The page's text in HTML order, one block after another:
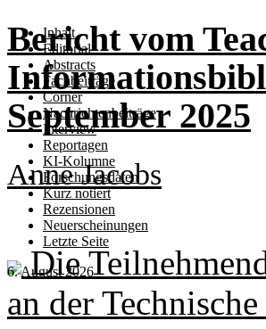
Inhalt
Editorial
Abstracts
Fachbeiträge
Corner
Nachrichtenbeiträge
Interview
Reportagen
KI-Kolumne
Forschungsdaten
Kurz notiert
Rezensionen
Neuerscheinungen
Letzte Seite
6. August 2026
Bericht vom
September 2025
Anne Jacobs
Die
an der